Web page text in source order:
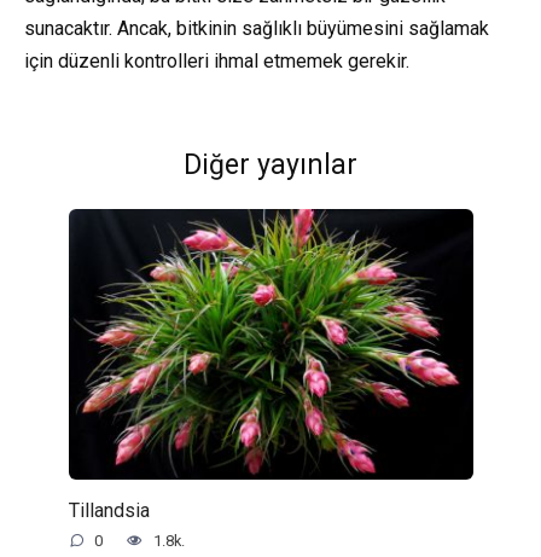
sunacaktır. Ancak, bitkinin sağlıklı büyümesini sağlamak
için düzenli kontrolleri ihmal etmemek gerekir.
Diğer yayınlar
Tillandsia
0 1.8k.